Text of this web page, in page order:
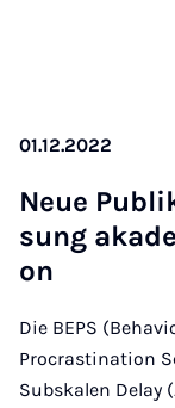
01.12.2022
Neue
sung
on
Die BEPS
Procrastination
Subskalen